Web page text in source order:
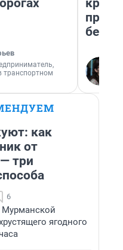
транспортном
как
от
три
6
Мурманской
ягодного